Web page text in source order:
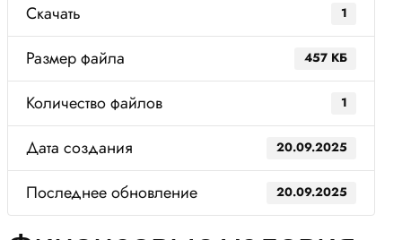
Скачать 1
Размер файла 457 КБ
Количество файлов 1
Дата создания 20.09.2025
Последнее обновление 20.09.2025